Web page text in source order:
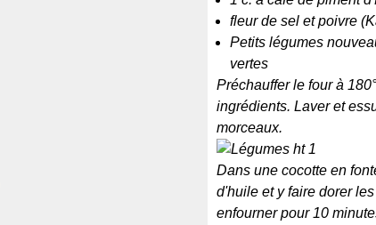
fleur de sel et poivre
Petits légumes
vertes
Préchauffer le four à
ingrédients. Laver et
morceaux.
Dans une cocotte en
d'huile et y faire dorer
enfourner pour 10